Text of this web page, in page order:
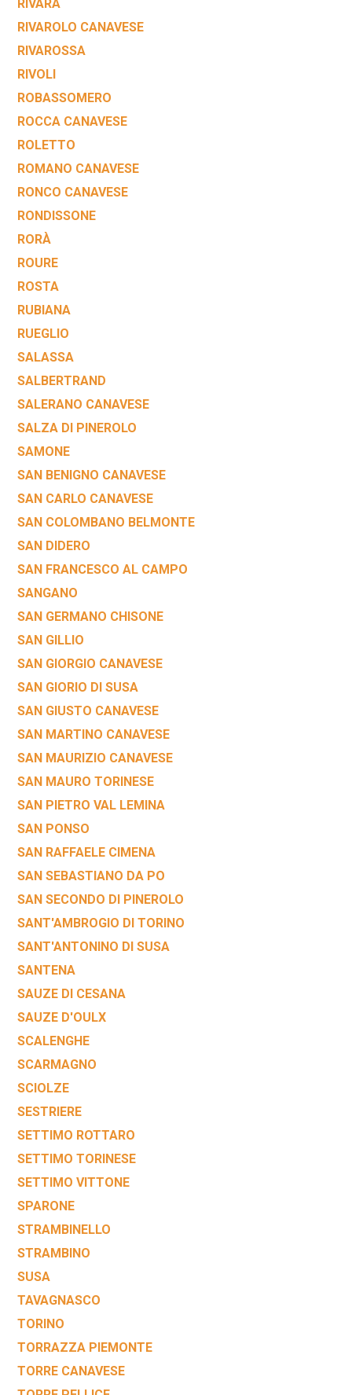
RIVARA
RIVAROLO CANAVESE
RIVAROSSA
RIVOLI
ROBASSOMERO
ROCCA CANAVESE
ROLETTO
ROMANO CANAVESE
RONCO CANAVESE
RONDISSONE
RORÀ
ROURE
ROSTA
RUBIANA
RUEGLIO
SALASSA
SALBERTRAND
SALERANO CANAVESE
SALZA DI PINEROLO
SAMONE
SAN BENIGNO CANAVESE
SAN CARLO CANAVESE
SAN COLOMBANO BELMONTE
SAN DIDERO
SAN FRANCESCO AL CAMPO
SANGANO
SAN GERMANO CHISONE
SAN GILLIO
SAN GIORGIO CANAVESE
SAN GIORIO DI SUSA
SAN GIUSTO CANAVESE
SAN MARTINO CANAVESE
SAN MAURIZIO CANAVESE
SAN MAURO TORINESE
SAN PIETRO VAL LEMINA
SAN PONSO
SAN RAFFAELE CIMENA
SAN SEBASTIANO DA PO
SAN SECONDO DI PINEROLO
SANT'AMBROGIO DI TORINO
SANT'ANTONINO DI SUSA
SANTENA
SAUZE DI CESANA
SAUZE D'OULX
SCALENGHE
SCARMAGNO
SCIOLZE
SESTRIERE
SETTIMO ROTTARO
SETTIMO TORINESE
SETTIMO VITTONE
SPARONE
STRAMBINELLO
STRAMBINO
SUSA
TAVAGNASCO
TORINO
TORRAZZA PIEMONTE
TORRE CANAVESE